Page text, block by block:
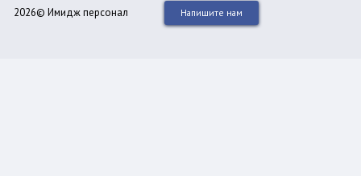
2026© Имидж персонал Напишите нам